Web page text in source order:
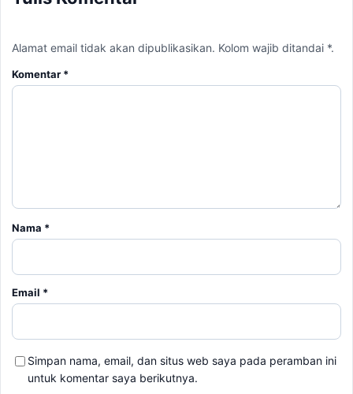
Alamat email tidak akan dipublikasikan. Kolom wajib ditandai *.
Komentar *
Nama *
Email *
Simpan nama, email, dan situs web saya pada peramban ini
untuk komentar saya berikutnya.